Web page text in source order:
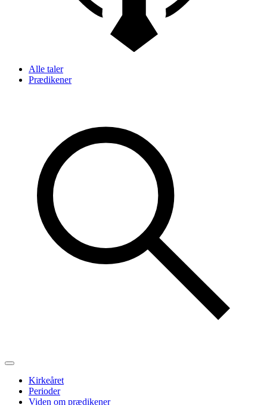
Alle taler
Prædikener
Kirkeåret
Perioder
Viden om prædikener